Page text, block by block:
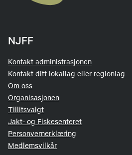
NJFF
Kontakt administrasjonen
Kontakt ditt lokallag eller regionlag
Om oss
Organisasjonen
Tillitsvalgt
Jakt- og Fiskesenteret
Personvernerklæring
Medlemsvilkår